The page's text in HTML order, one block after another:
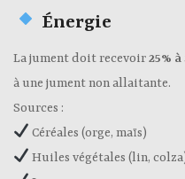
Énergie
La jument doit recevoir25%
à une jument non allaitante.
Sources :
Céréales (orge, maïs)
Huiles végétales (lin,